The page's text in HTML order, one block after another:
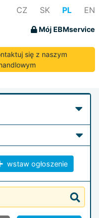
CZ SK PL EN
Mój EBMservice
się z naszym
wstaw ogłoszenie